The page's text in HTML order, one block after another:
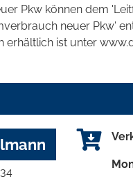
Pkw können dem
neuer Pkw'
erhältlich ist unter